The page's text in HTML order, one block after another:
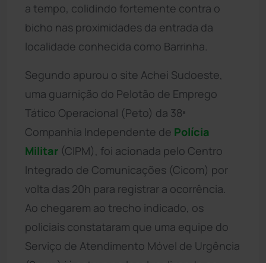
a tempo, colidindo fortemente contra o
bicho nas proximidades da entrada da
localidade conhecida como Barrinha.
Segundo apurou o site Achei Sudoeste,
uma guarnição do Pelotão de Emprego
Tático Operacional (Peto) da 38ª
Companhia Independente de Polícia
Militar (CIPM), foi acionada pelo Centro
Integrado de Comunicações (Cicom) por
volta das 20h para registrar a ocorrência.
Ao chegarem ao trecho indicado, os
policiais constataram que uma equipe do
Serviço de Atendimento Móvel de Urgência